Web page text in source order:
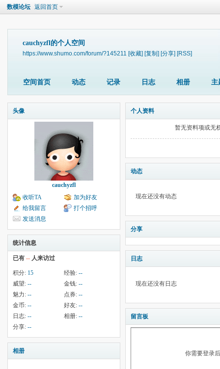
数模论坛 返回首页
cauchyzfl的个人空间
https://www.shumo.com/forum/?145211 [收藏] [复制] [分享] [RSS]
空间首页 动态 记录 日志 相册 主
头像
cauchyzfl
收听TA
加为好友
给我留言
打个招呼
发送消息
统计信息
已有 -- 人来访过
积分: 15 经验: --
威望: -- 金钱: --
魅力: -- 点券: --
金币: -- 好友: --
日志: -- 相册: --
分享: --
相册
个人资料
暂无资料项或无
动态
现在还没有动态
分享
日志
现在还没有日志
留言板
你需要登录